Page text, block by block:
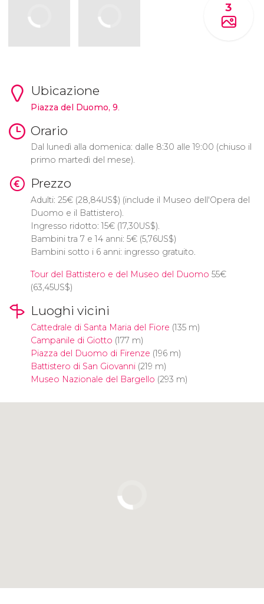
3
Ubicazione
Piazza del Duomo, 9
Orario
Dal lunedì alla domenica: dalle 8:30 alle 19:00 (chiuso il
primo martedì del mese).
Prezzo
Adulti: 25€(28,84US$) (include il Museo dell'Opera del
Duomo e il Battistero).
Ingresso ridotto: 15€(17,30US$).
Bambini tra 7 e 14 anni: 5€(5,76US$)
Bambini sotto i 6 anni: ingresso gratuito.
Tour del Battistero e del Museo del Duomo 55€
(63,45US$)
Luoghi vicini
Cattedrale di Santa Maria del Fiore (135 m)
Campanile di Giotto (177 m)
Piazza del Duomo di Firenze (196 m)
Battistero di San Giovanni(219 m)
Museo Nazionale del Bargello (293 m)